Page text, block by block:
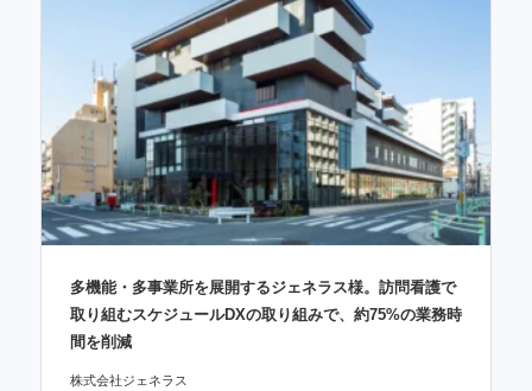
多機能・多事業所を展開するジェネラス様。訪問看護で
取り組むスケジュールDXの取り組みで、約75%の業務時
間を削減
株式会社ジェネラス